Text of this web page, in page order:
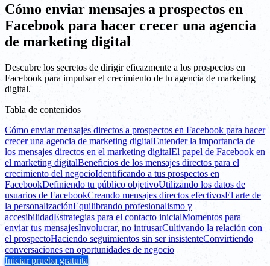
Cómo enviar mensajes a prospectos en
Facebook para hacer crecer una agencia
de marketing digital
Descubre los secretos de dirigir eficazmente a los prospectos en
Facebook para impulsar el crecimiento de tu agencia de marketing
digital.
Tabla de contenidos
Cómo enviar mensajes directos a prospectos en Facebook para hacer
crecer una agencia de marketing digitalEntender la importancia de
los mensajes directos en el marketing digitalEl papel de Facebook en
el marketing digitalBeneficios de los mensajes directos para el
crecimiento del negocioIdentificando a tus prospectos en
FacebookDefiniendo tu público objetivoUtilizando los datos de
usuarios de FacebookCreando mensajes directos efectivosEl arte de
la personalizaciónEquilibrando profesionalismo y
accesibilidadEstrategias para el contacto inicialMomentos para
enviar tus mensajesInvolucrar, no intrusarCultivando la relación con
el prospectoHaciendo seguimientos sin ser insistenteConvirtiendo
conversaciones en oportunidades de negocio
Iniciar prueba gratuita